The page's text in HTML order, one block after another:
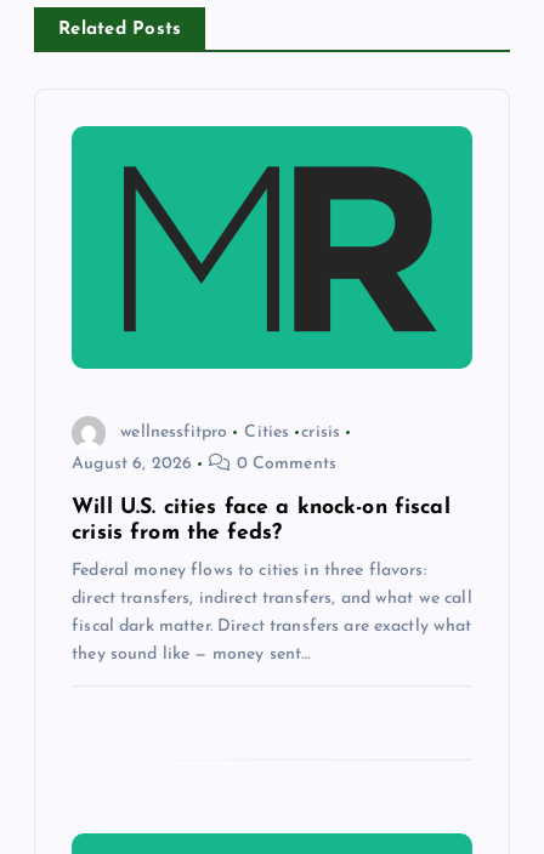
a
Related Posts
wellnessfitpro Cities
crisis
August 6, 2026
0 Comments
Will U.S. cities face a knock-on fiscal
crisis from the feds?
Federal money flows to cities in three flavors:
direct transfers, indirect transfers, and what we call
fiscal dark matter. Direct transfers are exactly what
they sound like — money sent…